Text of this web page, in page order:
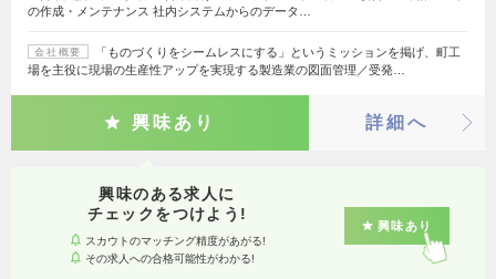
の作成・メンテナンス 社内システムからのデータ…
会社概要
「ものづくりをシームレスにする」というミッションを掲げ、町工
場を主役に現場の生産性アップを実現する製造業の図面管理／受発…
興味あり 詳細へ
興味のある求人に
チェックをつけよう!
スカウトのマッチング精度があがる!
その求人への合格可能性がわかる!
興味あり